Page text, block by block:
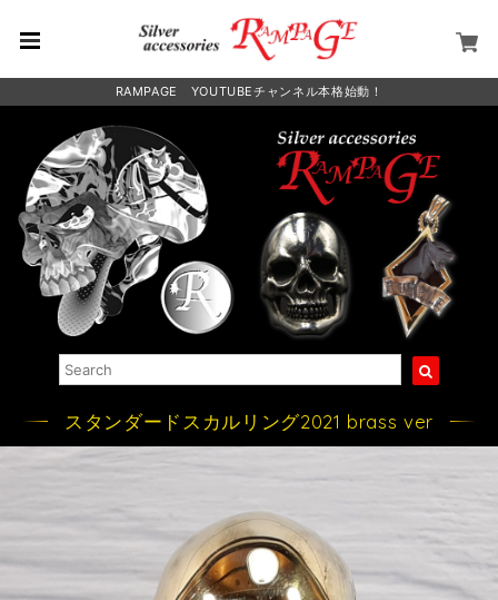
RAMPAGE YOUTUBEチャンネル本格始動！
スタンダードスカルリング2021 brass ver